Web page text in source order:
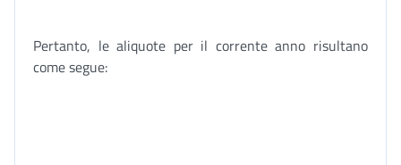
Pertanto, le aliquote per il corrente anno risultano
come segue: